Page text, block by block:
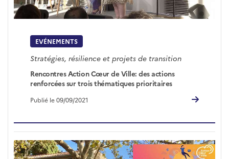
EVÉNEMENTS
Stratégies, résilience et projets de transition
Rencontres Action Cœur de Ville: des actions
renforcées sur trois thématiques prioritaires
Publié le 09/09/2021